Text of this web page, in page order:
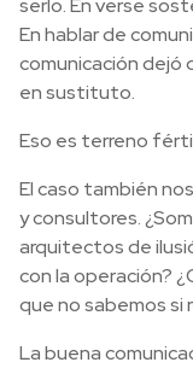
serlo. En verse
En hablar de
comunicación dejó
en sustituto.
Eso es terreno
El caso también
y consultores.
arquitectos de
con la operación?
que no sabemos si
La buena